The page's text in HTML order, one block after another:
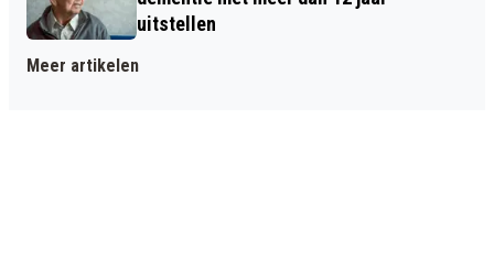
uitstellen
Meer artikelen